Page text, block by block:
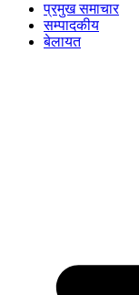
प्रमुख समाचार
सम्पादकीय
बेलायत